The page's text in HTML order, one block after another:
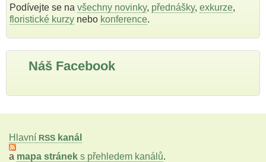
Podívejte se na všechny novinky, přednášky, exkurze,
floristické kurzy nebo konference.
Náš Facebook
Hlavní RSS kanál
a mapa stránek s přehledem kanálů.